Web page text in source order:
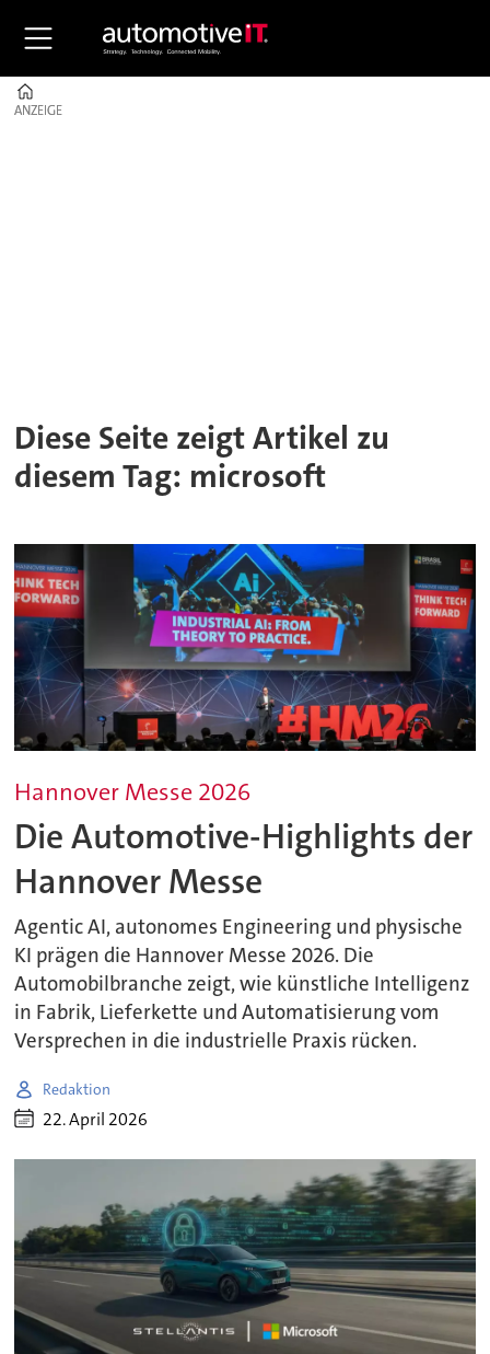
ANZEIGE
ANZEIGE
Diese Seite zeigt Artikel zu
diesem Tag: microsoft
Hannover Messe 2026
Die Automotive-Highlights der
Hannover Messe
Agentic AI, autonomes Engineering und physische
KI prägen die Hannover Messe 2026. Die
Automobilbranche zeigt, wie künstliche Intelligenz
in Fabrik, Lieferkette und Automatisierung vom
Versprechen in die industrielle Praxis rücken.
Redaktion
22. April 2026